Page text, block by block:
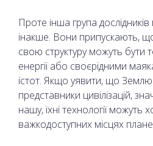
Проте інша група
інакше. Вони припускають,
свою структуру можуть бути
енергії або своєрідними
істот. Якщо уявити, що Землю
представники цивілізацій,
нашу, їхні технології можуть
важкодоступних місцях